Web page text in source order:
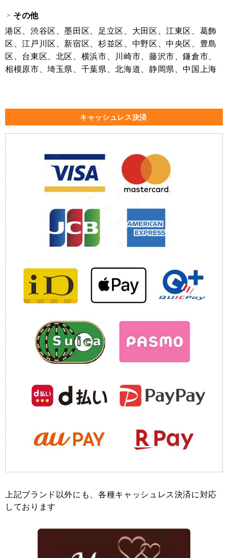
その他
港区、渋谷区、墨田区、足立区、大田区、江東区、葛飾
区、江戸川区、新宿区、杉並区、中野区、中央区、豊島
区、台東区、北区、横浜市、川崎市、藤沢市、鎌倉市、
相模原市、埼玉県、千葉県、北海道、静岡県、中国上海
キャッシュレス決済
上記ブランド以外にも、各種キャッシュレス決済に対応
しております